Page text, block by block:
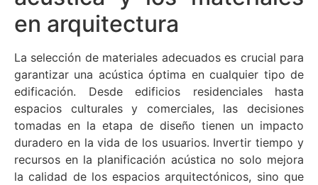
en arquitectura
La selección de materiales adecuados es crucial para
garantizar una acústica óptima en cualquier tipo de
edificación. Desde edificios residenciales hasta
espacios culturales y comerciales, las decisiones
tomadas en la etapa de diseño tienen un impacto
duradero en la vida de los usuarios. Invertir tiempo y
recursos en la planificación acústica no solo mejora
la calidad de los espacios arquitectónicos, sino que